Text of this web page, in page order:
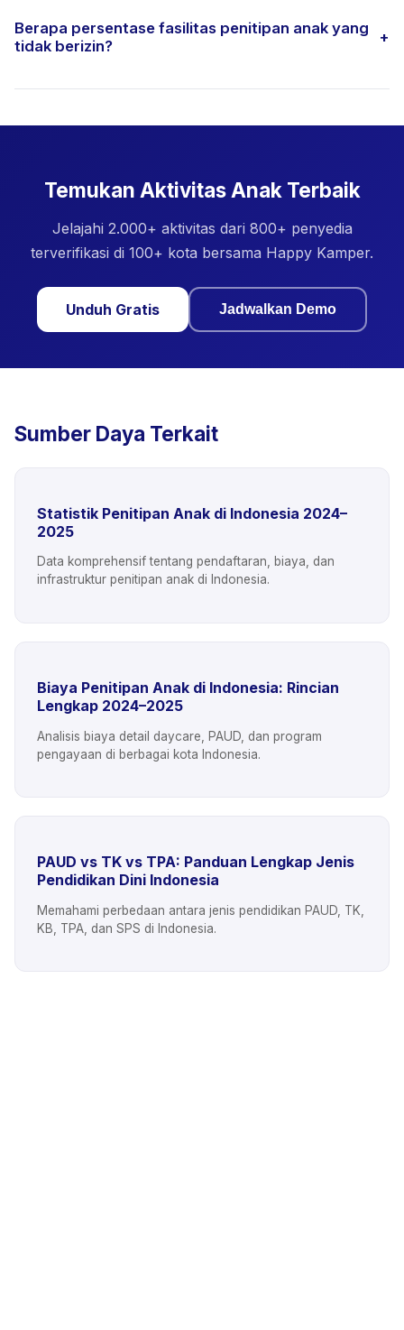
Berapa persentase fasilitas penitipan anak yang
tidak berizin?
+
Temukan Aktivitas Anak Terbaik
Jelajahi 2.000+ aktivitas dari 800+ penyedia
terverifikasi di 100+ kota bersama Happy Kamper.
Unduh Gratis Jadwalkan Demo
Sumber Daya Terkait
Statistik Penitipan Anak di Indonesia 2024–
2025
Data komprehensif tentang pendaftaran, biaya, dan
infrastruktur penitipan anak di Indonesia.
Biaya Penitipan Anak di Indonesia: Rincian
Lengkap 2024–2025
Analisis biaya detail daycare, PAUD, dan program
pengayaan di berbagai kota Indonesia.
PAUD vs TK vs TPA: Panduan Lengkap Jenis
Pendidikan Dini Indonesia
Memahami perbedaan antara jenis pendidikan PAUD, TK,
KB, TPA, dan SPS di Indonesia.